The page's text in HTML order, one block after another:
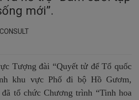
mới”.
Tượng đài “Quyết tử để Tổ quốc
khu vực Phố đi bộ Hồ Gươm,
tổ chức Chương trình “Tinh hoa